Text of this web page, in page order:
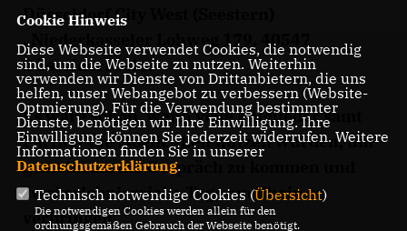
Düsseldorf City West (Seestern)
, Niederkasseler Lohweg 179, 40547
Düsseldorf sein.
Es wäre schön, wenn viele Mitglieder samt
Partner die Möglichkeit nutzen würden, um
gemeinsam ins Gespräch zu kommen und
zwei erlebnisreiche Tage am Rhein zu
verbringen.
Cookie Hinweis
Diese Webseite verwendet Cookies, die notwendig
sind, um die Webseite zu nutzen. Weiterhin
verwenden wir Dienste von Drittanbietern, die uns
helfen, unser Webangebot zu verbessern (Website-
Optmierung). Für die Verwendung bestimmter
Dienste, benötigen wir Ihre Einwilligung. Ihre
Einwilligung können Sie jederzeit widerrufen. Weitere
Informationen finden Sie in unserer
Datenschutzerklärung.
Technisch notwendige Cookies (Übersicht)
Die notwendigen Cookies werden allein für den
ordnungsgemäßen Gebrauch der Webseite benötigt.